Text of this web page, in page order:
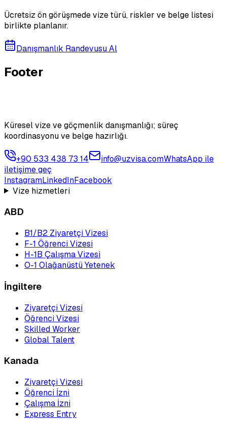
Ücretsiz ön görüşmede vize türü, riskler ve belge listesi
birlikte planlanır.
Danışmanlık Randevusu Al
Footer
Küresel vize ve göçmenlik danışmanlığı; süreç
koordinasyonu ve belge hazırlığı.
+90 533 438 73 14 info@uzvisa.comWhatsApp ile
iletişime geç
InstagramLinkedInFacebook
Vize hizmetleri
ABD
B1/B2 Ziyaretçi Vizesi
F-1 Öğrenci Vizesi
H-1B Çalışma Vizesi
O-1 Olağanüstü Yetenek
İngiltere
Ziyaretçi Vizesi
Öğrenci Vizesi
Skilled Worker
Global Talent
Kanada
Ziyaretçi Vizesi
Öğrenci İzni
Çalışma İzni
Express Entry